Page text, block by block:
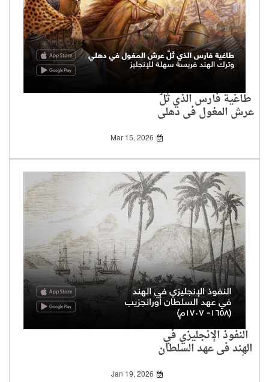
طاغية فارس الذي ثَلَّ
عرش المغول في دهلي
وترك الهند فريسة سهلة
Mar 15, 2026
النفوذ الإنجليزي في
الهند في عهد السلطان
Jan 19, 2026